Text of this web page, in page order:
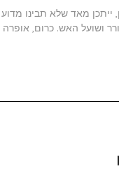
ייתכן מאד שלא תבינו
ושועל האש. כרום,